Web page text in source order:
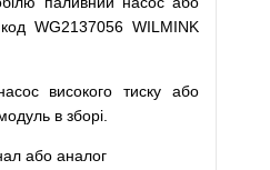
код WG2137056 WILMINK
високого тиску
або
в зборі
або аналог